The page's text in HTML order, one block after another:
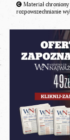
Materiał
rozpowszechnianie